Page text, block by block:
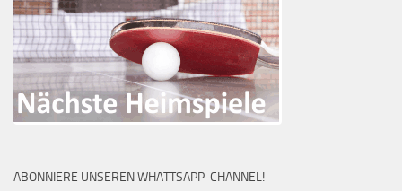
ABONNIERE UNSEREN WHATTSAPP-CHANNEL!